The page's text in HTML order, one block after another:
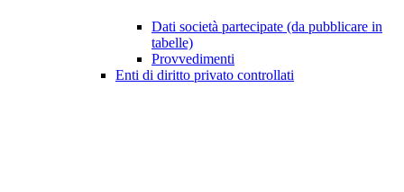
Dati società partecipate (da pubblicare in
tabelle)
Provvedimenti
Enti di diritto privato controllati